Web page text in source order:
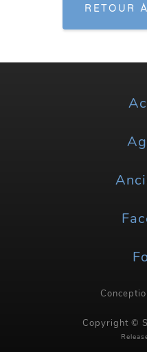
RETOUR
Copyright ©